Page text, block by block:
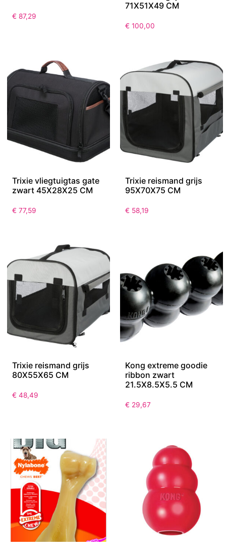
€ 87,29
71X51X49 CM
€ 100,00
Trixie vliegtuigtas gate
zwart 45X28X25 CM
€ 77,59
Trixie reismand grijs
95X70X75 CM
€ 58,19
Trixie reismand grijs
80X55X65 CM
€ 48,49
Kong extreme goodie
ribbon zwart
21.5X8.5X5.5 CM
€ 29,67